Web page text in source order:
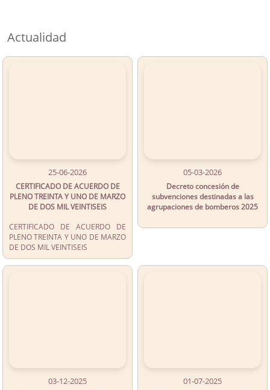
Actualidad
25-06-2026
CERTIFICADO DE ACUERDO DE
PLENO TREINTA Y UNO DE MARZO
DE DOS MIL VEINTISEIS
CERTIFICADO DE ACUERDO DE
PLENO TREINTA Y UNO DE MARZO
DE DOS MIL VEINTISEIS
05-03-2026
Decreto concesión de
subvenciones destinadas a las
agrupaciones de bomberos 2025
03-12-2025 01-07-2025